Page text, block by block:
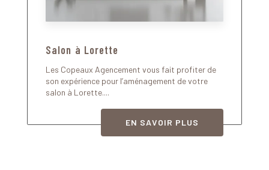
Salon à Lorette
Les Copeaux Agencement vous fait profiter de
son expérience pour l’aménagement de votre
salon à Lorette....
EN SAVOIR PLUS